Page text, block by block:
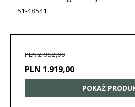
51-48541
PLN 2.952,00
PLN 1.919,00
POKAŻ